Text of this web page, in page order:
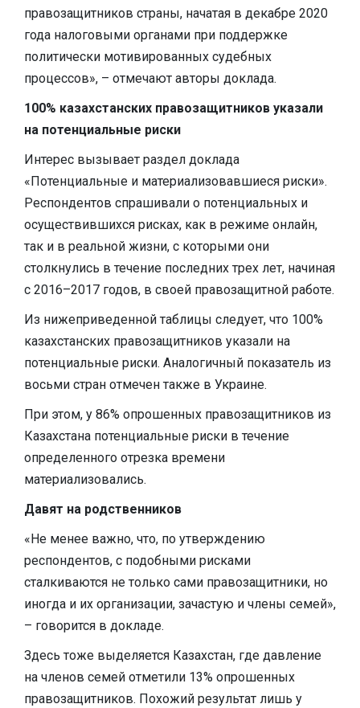
правозащитников страны, начатая в декабре 2020
года налоговыми органами при поддержке
политически мотивированных судебных
процессов», – отмечают авторы доклада.
100% казахстанских правозащитников указали
на потенциальные риски
Интерес вызывает раздел доклада
«Потенциальные и материализовавшиеся риски».
Респондентов спрашивали о потенциальных и
осуществившихся рисках, как в режиме онлайн,
так и в реальной жизни, с которыми они
столкнулись в течение последних трех лет, начиная
с 2016–2017 годов, в своей правозащитной работе.
Из нижеприведенной таблицы следует, что 100%
казахстанских правозащитников указали на
потенциальные риски. Аналогичный показатель из
восьми стран отмечен также в Украине.
При этом, у 86% опрошенных правозащитников из
Казахстана потенциальные риски в течение
определенного отрезка времени
материализовались.
Давят на родственников
«Не менее важно, что, по утверждению
респондентов, с подобными рисками
сталкиваются не только сами правозащитники, но
иногда и их организации, зачастую и члены семей»,
– говорится в докладе.
Здесь тоже выделяется Казахстан, где давление
на членов семей отметили 13% опрошенных
правозащитников. Похожий результат лишь у